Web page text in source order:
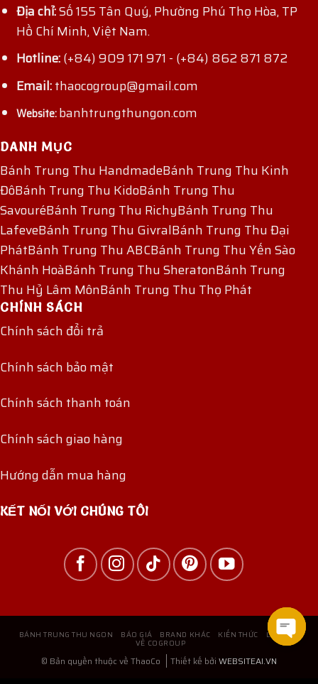
Địa chỉ:Số 155 Tân Quý, Phường Phú Thọ Hòa, TP
Hồ Chí Minh, Việt Nam.
Hotline:(+84) 909 171 971 - (+84) 862 871 872
Email:thaocogroup@gmail.com
Website:banhtrungthungon.com
DANH MỤC
Bánh Trung Thu HandmadeBánh Trung Thu Kinh
ĐôBánh Trung Thu KidoBánh Trung Thu
SavouréBánh Trung Thu RichyBánh Trung Thu
LafeveBánh Trung Thu GivralBánh Trung Thu Đại
PhátBánh Trung Thu ABCBánh Trung Thu Yến Sào
Khánh HoàBánh Trung Thu SheratonBánh Trung
Thu Hỷ Lâm MônBánh Trung Thu Thọ Phát
CHÍNH SÁCH
Chính sách đổi trả
Chính sách bảo mật
Chính sách thanh toán
Chính sách giao hàng
Hướng dẫn mua hàng
KẾT NỐI VỚI CHÚNG TÔI
BÁNH TRUNG THU NGON BÁO GIÁ BRAND KHÁC KIẾN THỨC LIÊN HỆ
VỀ COGROUP
© Bản quyền thuộc về ThaoCo Thiết kế bởi WEBSITEAI.VN